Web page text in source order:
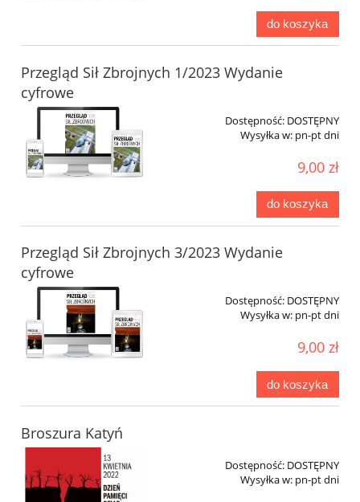
do koszyka
Przegląd Sił Zbrojnych 1/2023 Wydanie
cyfrowe
Dostępność: DOSTĘPNY
Wysyłka w: pn-pt dni
9,00 zł
do koszyka
Przegląd Sił Zbrojnych 3/2023 Wydanie
cyfrowe
Dostępność: DOSTĘPNY
Wysyłka w: pn-pt dni
9,00 zł
do koszyka
Broszura Katyń
Dostępność: DOSTĘPNY
Wysyłka w: pn-pt dni